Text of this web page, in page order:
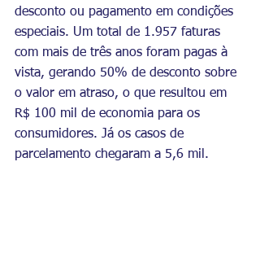
desconto ou pagamento em condições
especiais. Um total de 1.957 faturas
com mais de três anos foram pagas à
vista, gerando 50% de desconto sobre
o valor em atraso, o que resultou em
R$ 100 mil de economia para os
consumidores. Já os casos de
parcelamento chegaram a 5,6 mil.